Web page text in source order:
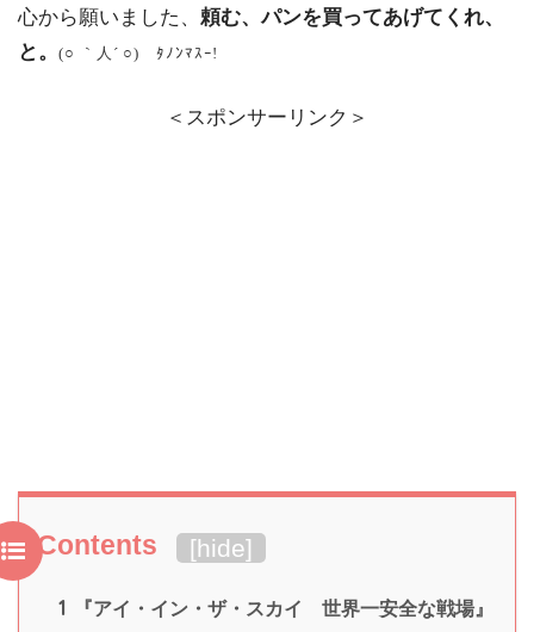
心から願いました、 頼む、パンを買ってあげてくれ、
と。
(○ ｀人´ ○) ﾀﾉﾝﾏｽｰ!
＜スポンサーリンク＞
Contents [hide]
1 『アイ・イン・ザ・スカイ 世界一安全な戦場』